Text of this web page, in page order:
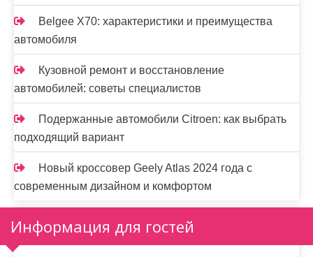
Belgee X70: характеристики и преимущества
автомобиля
Кузовной ремонт и восстановление
автомобилей: советы специалистов
Подержанные автомобили Citroen: как выбрать
подходящий вариант
Новый кроссовер Geely Atlas 2024 года с
современным дизайном и комфортом
Информация для гостей